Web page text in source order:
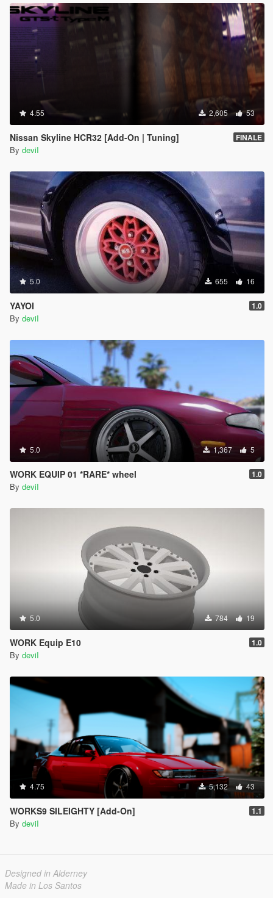
4.55 2,605 53
Nissan Skyline HCR32 [Add-On | Tuning] FINALE
By deviI
5.0 655 16
YAYOI 1.0
By deviI
5.0 1,367 5
WORK EQUIP 01 *RARE* wheel 1.0
By deviI
5.0 784 19
WORK Equip E10 1.0
By deviI
4.75 5,132 43
WORKS9 SILEIGHTY [Add-On] 1.1
By deviI
Designed in Alderney
Made in Los Santos